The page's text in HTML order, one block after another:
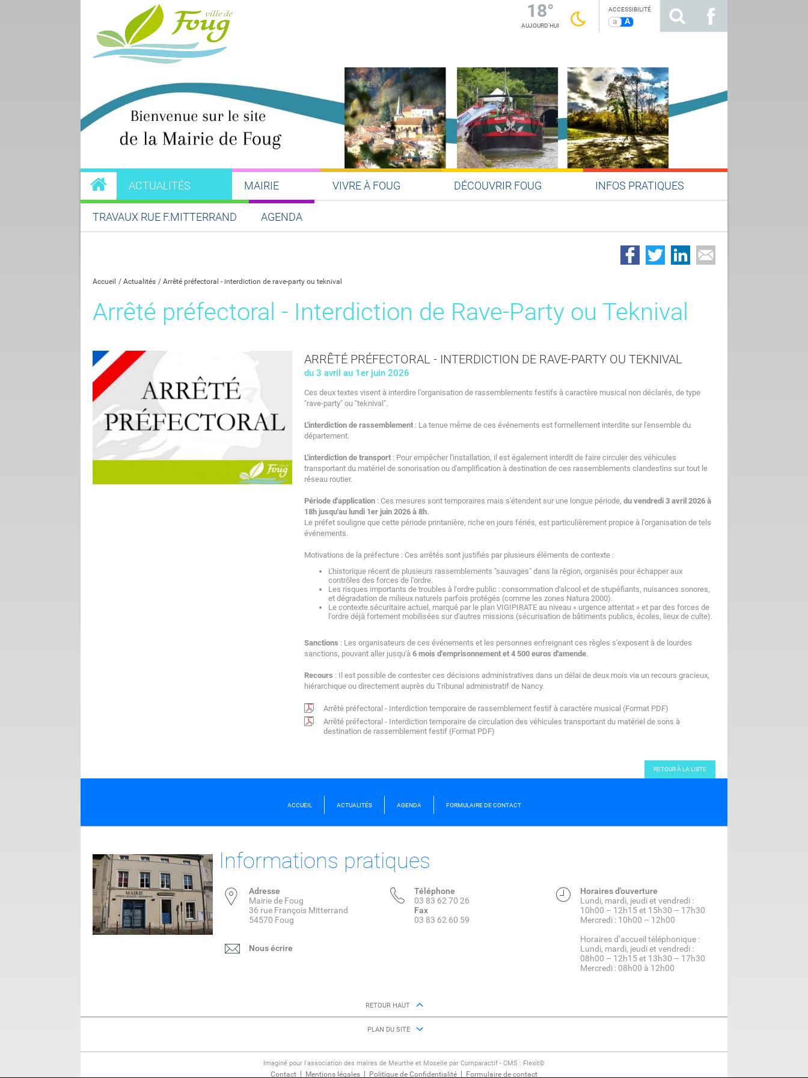
18°
AUJOURD'HUI
ACCESSIBILITÉ
a A
ACTUALITÉS MAIRIE VIVRE À FOUG DÉCOUVRIR FOUG INFOS PRATIQUES
TRAVAUX RUE F.MITTERRAND AGENDA
Accueil Actualités Arrêté préfectoral - interdiction de rave-party ou teknival
Arrêté préfectoral - Interdiction de Rave-Party ou Teknival
ARRÊTÉ PRÉFECTORAL - INTERDICTION DE RAVE-PARTY OU TEKNIVAL
du 3 avril au 1er juin 2026
Ces deux textes visent à interdire l'organisation de rassemblements festifs à caractère musical non déclarés, de type
"rave-party" ou "teknival".
L'interdiction de rassemblement : La tenue même de ces événements est formellement interdite sur l'ensemble du
département.
L'interdiction de transport : Pour empêcher l'installation, il est également interdit de faire circuler des véhicules
transportant du matériel de sonorisation ou d'amplification à destination de ces rassemblements clandestins sur tout le
réseau routier.
Période d'application : Ces mesures sont temporaires mais s'étendent sur une longue période, du vendredi 3 avril 2026 à
18h jusqu'au lundi 1er juin 2026 à 8h.
Le préfet souligne que cette période printanière, riche en jours fériés, est particulièrement propice à l'organisation de tels
événements.
Motivations de la préfecture : Ces arrêtés sont justifiés par plusieurs éléments de contexte :
L'historique récent de plusieurs rassemblements "sauvages" dans la région, organisés pour échapper aux
contrôles des forces de l'ordre.
Les risques importants de troubles à l'ordre public : consommation d'alcool et de stupéfiants, nuisances sonores,
et dégradation de milieux naturels parfois protégés (comme les zones Natura 2000).
Le contexte sécuritaire actuel, marqué par le plan VIGIPIRATE au niveau « urgence attentat » et par des forces de
l'ordre déjà fortement mobilisées sur d'autres missions (sécurisation de bâtiments publics, écoles, lieux de culte).
Sanctions : Les organisateurs de ces événements et les personnes enfreignant ces règles s'exposent à de lourdes
sanctions, pouvant aller jusqu'à 6 mois d'emprisonnement et 4 500 euros d'amende.
Recours : Il est possible de contester ces décisions administratives dans un délai de deux mois via un recours gracieux,
hiérarchique ou directement auprès du Tribunal administratif de Nancy.
Arrêté préfectoral - Interdiction temporaire de rassemblement festif à caractère musical (Format PDF)
Arrêté préfectoral - Interdiction temporaire de circulation des véhicules transportant du matériel de sons à
destination de rassemblement festif (Format PDF)
RETOUR À LA LISTE
ACCUEIL ACTUALITÉS AGENDA FORMULAIRE DE CONTACT
Informations pratiques
Adresse
Mairie de Foug
36 rue François Mitterrand
54570 Foug
Nous écrire
Téléphone
03 83 62 70 26
Fax
03 83 62 60 59
Horaires d'ouverture
Lundi, mardi, jeudi et vendredi :
10h00 – 12h15 et 15h30 – 17h30
Mercredi : 10h00 – 12h00
Horaires d’accueil téléphonique :
Lundi, mardi, jeudi et vendredi :
08h00 – 12h15 et 13h30 – 17h30
Mercredi : 08h00 à 12h00
RETOUR HAUT
PLAN DU SITE
Imaginé pour l'association des maires de Meurthe et Moselle par Comparactif - CMS : Flexit©
Contact Mentions légales Politique de Confidentialité Formulaire de contact